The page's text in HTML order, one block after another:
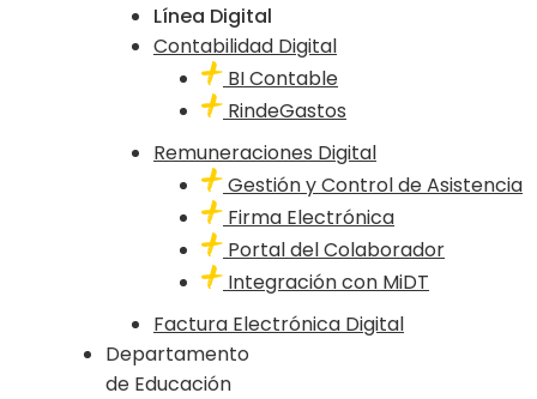
Línea Digital
Contabilidad Digital
BI Contable
RindeGastos
Remuneraciones Digital
Gestión y Control de Asistencia
Firma Electrónica
Portal del Colaborador
Integración con MiDT
Factura Electrónica Digital
Departamento
de Educación